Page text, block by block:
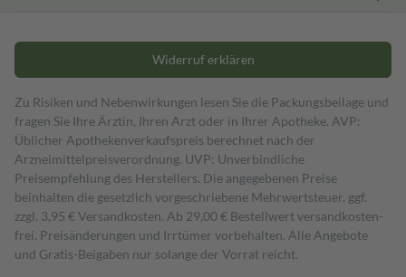
Widerruf erklären
Zu Risiken und Nebenwirkungen lesen Sie die Packungsbeilage und
fragen Sie Ihre Ärztin, Ihren Arzt oder in Ihrer Apotheke. AVP:
Üblicher Apothekenverkaufspreis berechnet nach der
Arzneimittelpreisverordnung. UVP: Unverbindliche
Preisempfehlung des Herstellers. Die angegebenen Preise
beinhalten die gesetzlich vorgeschriebene Mehrwertsteuer, ggf.
zzgl. 3,95 € Versandkosten. Ab 29,00 € Bestell­wert versand­kosten­
frei. Preisänderungen und Irrtümer vorbehalten. Alle Angebote
und Gratis-Beigaben nur solange der Vorrat reicht.